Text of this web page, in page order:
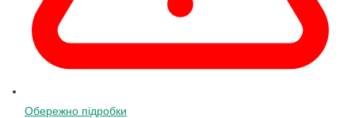
Обережно підробки